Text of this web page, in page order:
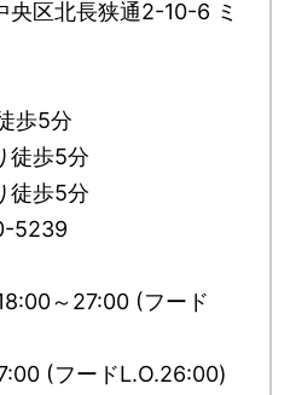
央区北長狭通2-10-6 ミ
歩5分
徒歩5分
徒歩5分
5239
～27:00 (フード
(フードL.O.26:00)